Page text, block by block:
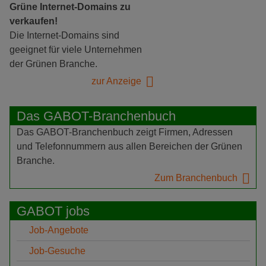
Grüne Internet-Domains zu
verkaufen!
Die Internet-Domains sind
geeignet für viele Unternehmen
der Grünen Branche.
zur Anzeige
Das GABOT-Branchenbuch
Das GABOT-Branchenbuch zeigt Firmen, Adressen
und Telefonnummern aus allen Bereichen der Grünen
Branche.
Zum Branchenbuch
GABOT jobs
Job-Angebote
Job-Gesuche